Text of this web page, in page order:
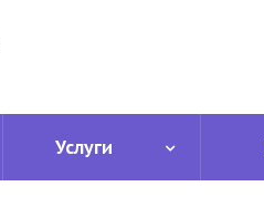
Услуги